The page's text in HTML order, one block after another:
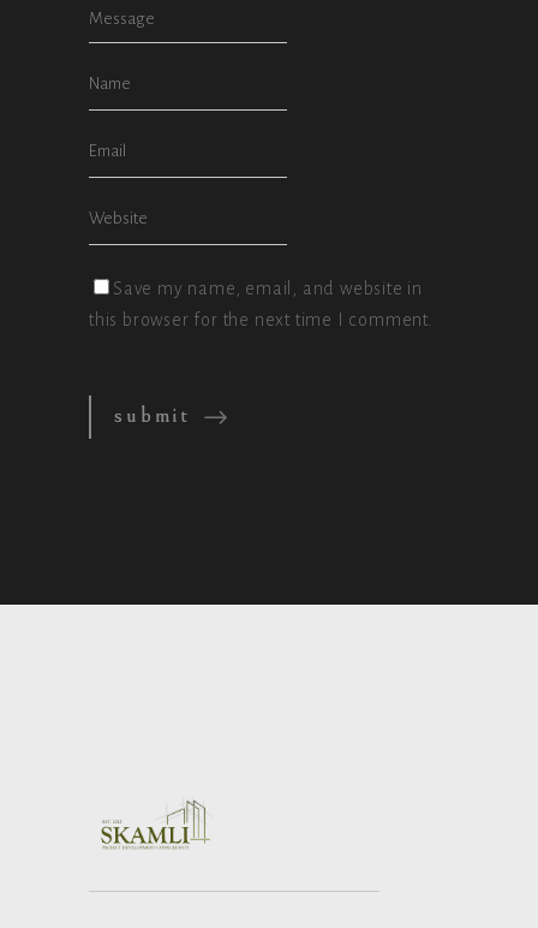
Save my name, email, and website in
this browser for the next time I comment.